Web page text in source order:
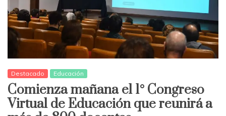
Destacado Educación
Comienza mañana el 1° Congreso
Virtual de Educación que reunirá a